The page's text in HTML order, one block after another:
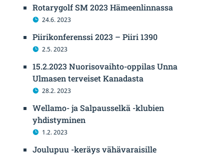
Rotarygolf SM 2023 Hämeenlinnassa
24.6. 2023
Piirikonferenssi 2023 – Piiri 1390
2.5. 2023
15.2.2023 Nuorisovaihto-oppilas Unna
Ulmasen terveiset Kanadasta
28.2. 2023
Wellamo- ja Salpausselkä -klubien
yhdistyminen
1.2. 2023
Joulupuu -keräys vähävaraisille